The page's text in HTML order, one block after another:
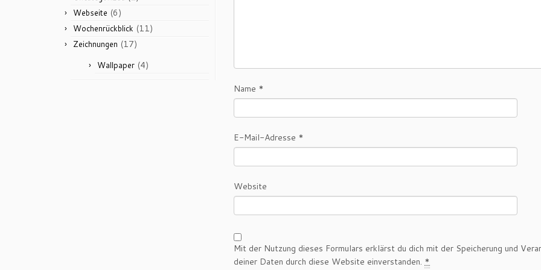
Webseite (6)
Wochenrückblick (11)
Zeichnungen (17)
Wallpaper (4)
Name *
E-Mail-Adresse *
Website
Mit der Nutzung dieses Formulars erklärst du dich mit der Speicherung und
deiner Daten durch diese Website einverstanden. *